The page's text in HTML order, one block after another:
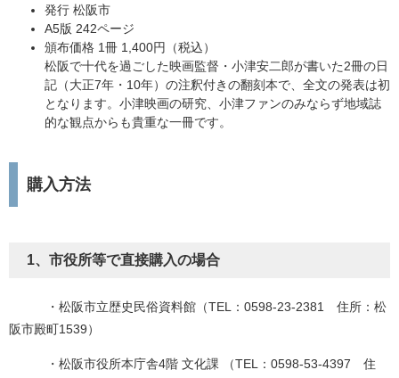
発行 松阪市
A5版 242ページ
頒布価格 1冊 1,400円（税込）
松阪で十代を過ごした映画監督・小津安二郎が書いた2冊の日
記（大正7年・10年）の注釈付きの翻刻本で、全文の発表は初
となります。小津映画の研究、小津ファンのみならず地域誌
的な観点からも貴重な一冊です。
購入方法
1、市役所等で直接購入の場合
・松阪市立歴史民俗資料館（TEL：0598-23-2381 住所：松
阪市殿町1539）
・松阪市役所本庁舎4階 文化課 （TEL：0598-53-4397 住